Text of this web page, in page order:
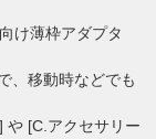
け薄枠アダプタ
、移動時などでも
や [C.アクセサリー